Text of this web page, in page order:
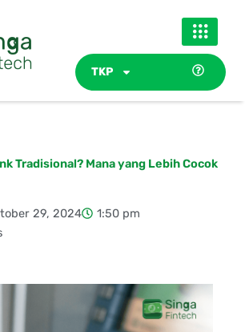
TKP
Tradisional? Mana yang Lebih Cocok
29, 2024
1:50 pm